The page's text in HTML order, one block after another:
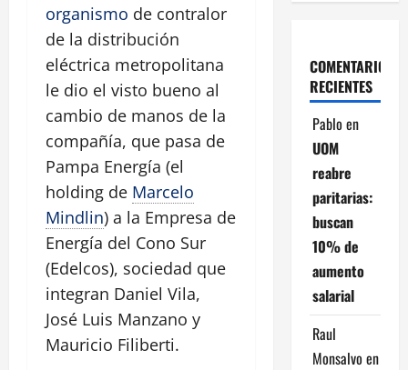
organismo de contralor
de la distribución
eléctrica metropolitana
le dio el visto bueno al
cambio de manos de la
compañía, que pasa de
Pampa Energía (el
holding de Marcelo
Mindlin) a la Empresa de
Energía del Cono Sur
(Edelcos), sociedad que
integran Daniel Vila,
José Luis Manzano y
Mauricio Filiberti.
COMENTARIOS
RECIENTES
Pablo en
UOM
reabre
paritarias:
buscan
10% de
aumento
salarial
Raul
Monsalvo en